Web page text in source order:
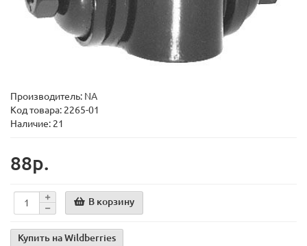
Производитель: NA
Код товара: 2265-01
Наличие: 21
88р.
В корзину
Купить на Wildberries